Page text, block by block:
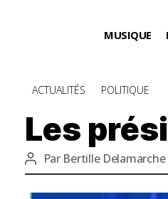
MUSIQUE
Catégories
ACTUALITÉS POLITIQUE
Les
Auteur
de
l’article
Par Bertille Delamarche